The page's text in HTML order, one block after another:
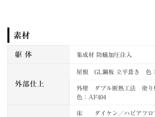
素材
躯 体 集成材 防蟻加圧注入
外部仕上
屋根 GL鋼板 立平葺き 色
外壁 ダブル断熱工法 塗
色：AF404
床 ダイケン／ハピアフロ